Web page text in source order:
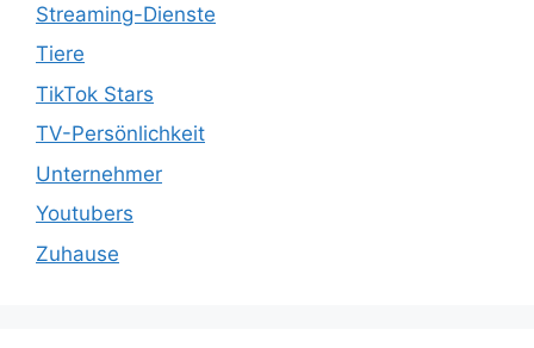
Streaming-Dienste
Tiere
TikTok Stars
TV-Persönlichkeit
Unternehmer
Youtubers
Zuhause